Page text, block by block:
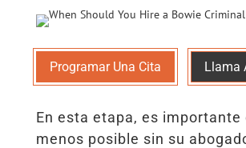
Programar Una Cita Llama
En esta etapa, es importante
menos posible sin su